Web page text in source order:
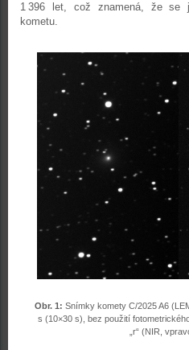
1 396 let, což znamená, že se
kometu.
Obr. 1: Snímky komety C/2025 A6
s (10×30 s), bez použití
„r“ (NIR,